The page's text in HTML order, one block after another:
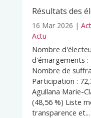
Résultats des
16 Mar 2026 |
Actu
Nombre
d'émargements :
Nombre de
Participation :
Agullana Marie-
(48,56 %) Liste
transparence et...